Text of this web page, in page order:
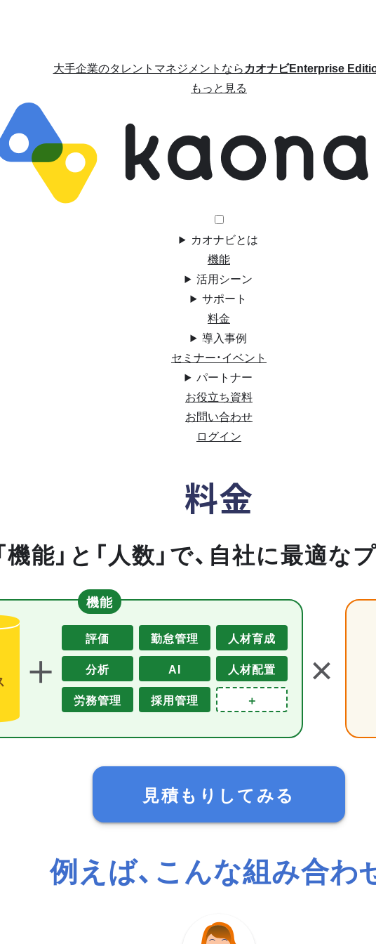
大手企業のタレントマネジメントならカオナビEnterprise
もっと見る
カオナビとは
機能
活用シーン
サポート
料金
導入事例
セミナー・イベント
パートナー
お役立ち資料
お問い合わせ
ログイン
料金
機能」と「人数」で、自社に最適な
機能
＋
評価 勤怠管理
人材育成
分析
AI
人材配置
労務管理
採用管理 ＋ ＋
見積もりしてみる
例えば、こんな組み合わ